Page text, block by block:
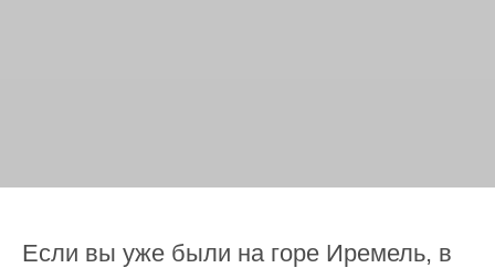
Если вы уже были на горе Иремель, в